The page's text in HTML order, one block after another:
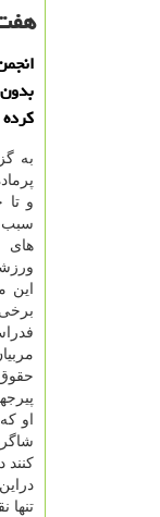
به
و
سبب
های
این
او
کنند